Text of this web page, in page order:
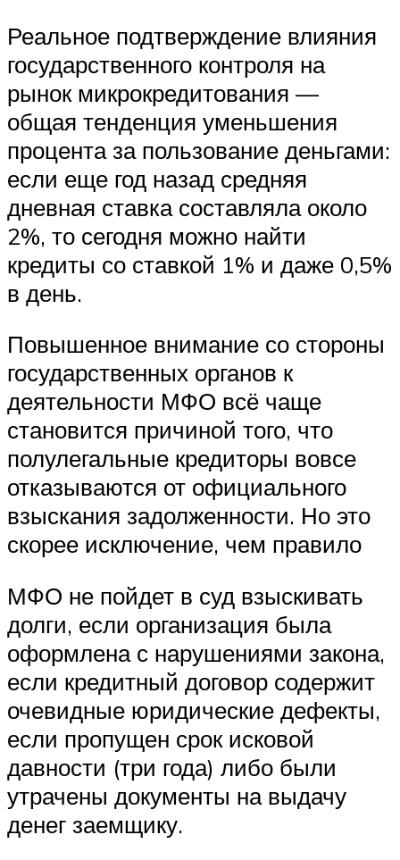
Реальное подтверждение влияния
государственного контроля на
рынок микрокредитования —
общая тенденция уменьшения
процента за пользование деньгами:
если еще год назад средняя
дневная ставка составляла около
2%, то сегодня можно найти
кредиты со ставкой 1% и даже 0,5%
в день.
Повышенное внимание со стороны
государственных органов к
деятельности МФО всё чаще
становится причиной того, что
полулегальные кредиторы вовсе
отказываются от официального
взыскания задолженности. Но это
скорее исключение, чем правило
МФО не пойдет в суд взыскивать
долги, если организация была
оформлена с нарушениями закона,
если кредитный договор содержит
очевидные юридические дефекты,
если пропущен срок исковой
давности (три года) либо были
утрачены документы на выдачу
денег заемщику.